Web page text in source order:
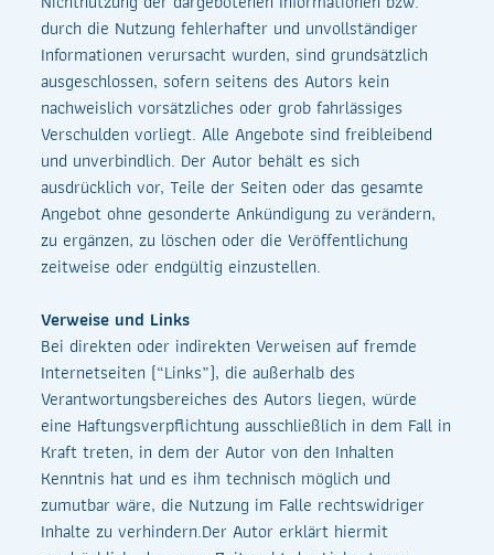
durch die Nutzung fehlerhafter und unvollständiger
Informationen verursacht wurden, sind grundsätzlich
ausgeschlossen, sofern seitens des Autors kein
nachweislich vorsätzliches oder grob fahrlässiges
Verschulden vorliegt. Alle Angebote sind freibleibend
und unverbindlich. Der Autor behält es sich
ausdrücklich vor, Teile der Seiten oder das gesamte
Angebot ohne gesonderte Ankündigung zu verändern,
zu ergänzen, zu löschen oder die Veröffentlichung
zeitweise oder endgültig einzustellen.
Verweise und Links
Bei direkten oder indirekten Verweisen auf fremde
Internetseiten (“Links”), die außerhalb des
Verantwortungsbereiches des Autors liegen, würde
eine Haftungsverpflichtung ausschließlich in dem Fall in
Kraft treten, in dem der Autor von den Inhalten
Kenntnis hat und es ihm technisch möglich und
zumutbar wäre, die Nutzung im Falle rechtswidriger
Inhalte zu verhindern.Der Autor erklärt hiermit